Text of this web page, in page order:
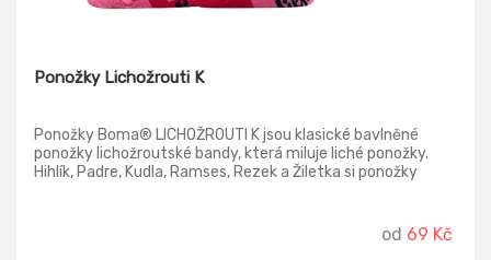
Ponožky Lichožrouti K
Ponožky Boma® LICHOŽROUTI K jsou klasické bavlněné
ponožky lichožroutské bandy, která miluje liché ponožky.
Hihlík, Padre, Kudla, Ramses, Rezek a Žiletka si ponožky
od 69 Kč